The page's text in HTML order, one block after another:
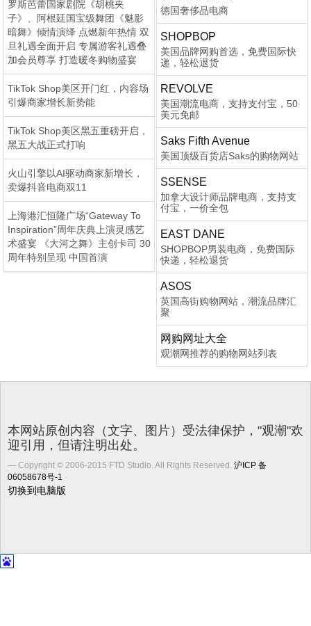
罗斯芭蕾国家剧院《胡桃夹
子》、阿根廷国宝级舞团《魅影
暗舞》倾情演绎 点燃新年热情 双
旦礼遇全面开启 专属游客礼遇叠
加会员尊享 打造暖冬购物盛宴
TikTok Shop美区开门红，内容场
引爆商家增长新势能
TikTok Shop美区黑五重磅开启，
黑五大战正式打响
火山引擎以AI驱动商家新增长，
卖爆抖音电商双11
上海港汇恒隆广场“Gateway To
Inspiration”周年庆典上演灵感艺
术盛宴 《大河之舞》主创卡司 30
周年特别呈现 中国首演
德国奢侈品电商
SHOPBOP
美国品牌网购首选，免费国际快
递，轻松退货
REVOLVE
美国潮流电商，支持支付宝，50
美元免邮
Saks Fifth Avenue
美国顶级百货店Saks的购物网站
SSENSE
加拿大设计师品牌电商，支持支
付宝，一价全包
EAST DANE
SHOPBOP男装电商，免费国际
快递，轻松退货
ASOS
英国高街购物网站，潮流品牌汇
聚
网购网址大全
观潮网推荐的购物网站列表
本网站原创内容（文字、图片）受法律保护，"观潮"欢
迎引用，但请注明出处。
Copyright © 2006-2015 FTD Studio. All Rights Reserved. 沪ICP 备
06058678号-1
切换到电脑版